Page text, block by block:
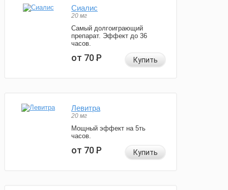
Сиалис
20 мг
Самый долгоиграющий
препарат. Эффект до 36
часов.
от 70Р Купить
Левитра
20 мг
Мощный эффект на 5ть
часов.
от 70Р Купить